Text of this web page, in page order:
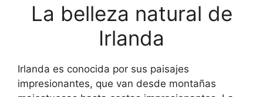
La belleza natural de
Irlanda
Irlanda es conocida por sus paisajes
impresionantes, que van desde montañas